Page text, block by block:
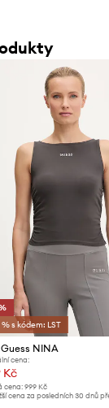
s kódem: LST
NINA
cena:
Kč
cena:999 Kč
cena za posledních 30 dnů